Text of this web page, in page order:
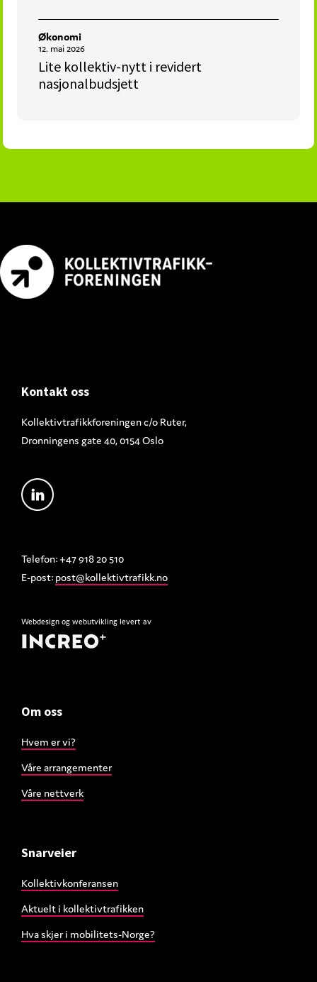
Økonomi
12. mai 2026
Lite kollektiv-nytt i revidert
nasjonalbudsjett
Footer
Kontakt oss
Kollektivtrafikkforeningen c/o Ruter,
Dronningens gate 40, 0154 Oslo
Telefon: +47 918 20 510
E-post: post@kollektivtrafikk.no
Webdesign og webutvikling levert av
Om oss
Hvem er vi?
Våre arrangementer
Våre nettverk
Snarveier
Kollektivkonferansen
Aktuelt i kollektivtrafikken
Hva skjer i mobilitets-Norge?